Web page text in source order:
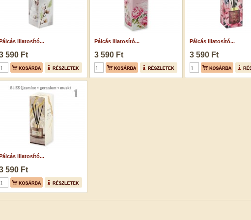
illatosító...
590 Ft
Pálcás illatosító...
3 590 Ft
Pálcás illatosító...
3 590 Ft
illatosító...
590 Ft